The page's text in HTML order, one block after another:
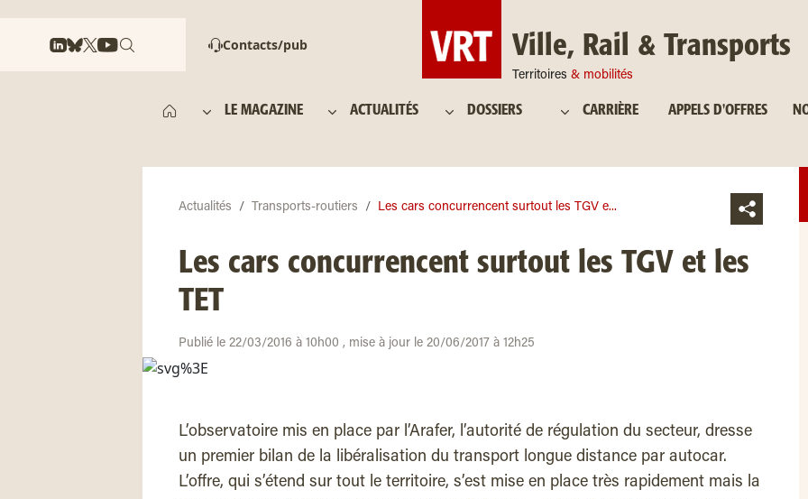
Contacts/pub Ville, Rail & Transports
Territoires & mobilités
LE MAGAZINE ACTUALITÉS DOSSIERS CARRIÈRE APPELS D'OFFRES
Actualités Transports-routiers Les cars concurrencent surtout les TGV e...
Les cars concurrencent surtout les TGV et les
TET
Publié le 22/03/2016 à 10h00 , mise à jour le 20/06/2017 à 12h25
L’observatoire mis en place par l’Arafer, l’autorité de régulation du secteur, dresse
un premier bilan de la libéralisation du transport longue distance par autocar.
L’offre, qui s’étend sur tout le territoire, s’est mise en place très rapidement mais la